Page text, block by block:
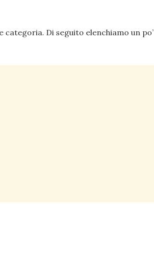
Di seguito elenchiamo un po’